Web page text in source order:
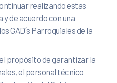
realizando estas
de acuerdo con una
GAD´s Parroquiales de la
propósito de garantizar la
el personal técnico